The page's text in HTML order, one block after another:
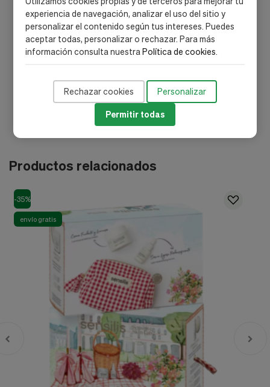
experiencia de navegación, analizar el uso del sitio y
personalizar el contenido según tus intereses. Puedes
aceptar todas, personalizar o rechazar. Para más
información consulta nuestraPolítica de cookies.
Rechazar cookies Personalizar
Permitir todas
Hydroxyacetophenone; Tocopherol; Tetrasodium Glutamate
Diacetate; Citric Acid; Sodium Citrate; Sodium Hydroxide;
Parfum (Fragrance).
Eternalist A.G.E. [Serum AI]:
Triglyceride; Butylene Glycol...
Productos relacionados
-35%
envío gratis